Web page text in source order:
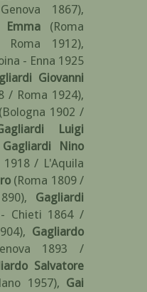
1867),
Emma
(Roma
1912),
- Enna 1925
Giovanni
/ Roma 1924),
(Bologna 1902 /
Luigi
Gagliardi Nino
1918 / L'Aquila
(Roma 1809 /
, Gagliardi
- Chieti 1864 /
, Gagliardo
1893 /
Salvatore
1957), Gai